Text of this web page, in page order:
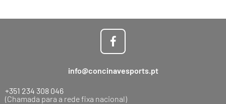
info@concinavesports.pt
+351 234 308 046
(Chamada para a rede fixa nacional)